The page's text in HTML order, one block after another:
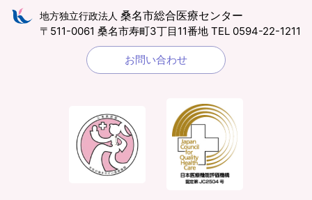
地方独立行政法人 桑名市総合医療センター
〒511-0061 桑名市寿町3丁目11番地 TEL 0594-22-1211
お問い合わせ